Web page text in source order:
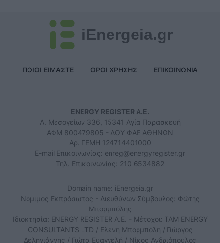
iEnergeia.gr
ΠΟΙΟΙ ΕΙΜΑΣΤΕ ΟΡΟΙ ΧΡΗΣΗΣ ΕΠΙΚΟΙΝΩΝΙΑ
ENERGY REGISTER Α.Ε.
Λ. Μεσογείων 336, 15341 Αγία Παρασκευή
ΑΦΜ 800479805 - ΔΟΥ ΦΑΕ ΑΘΗΝΩΝ
Αρ. ΓΕΜΗ 124714401000
E-mail Επικοινωνίας: enreg@energyregister.gr
Τηλ. Επικοινωνίας: 210 6534882
Domain name: iEnergeia.gr
Νόμιμος Εκπρόσωπος - Διευθύνων Σύμβουλος: Φώτης
Μπορμπόλης
Ιδιοκτησία: ENERGY REGISTER Α.Ε. - Μέτοχοι: TAM ENERGY
CONSULTANTS LTD / Ελένη Μπορμπόλη / Γιώργος
Δεληγιάννης / Γιώτα Ευαγγελή / Νίκος Ανδριόπουλος